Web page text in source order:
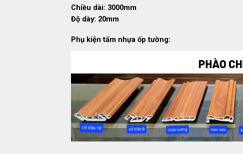
Chiều dài: 3000mm
Độ dày: 20mm
Phụ kiện tấm nhựa ốp tường: